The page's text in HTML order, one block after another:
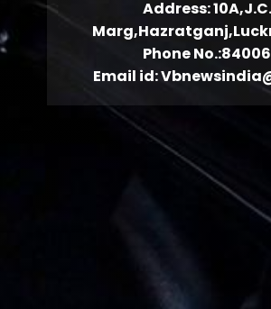
Address:
Phone
Email id: